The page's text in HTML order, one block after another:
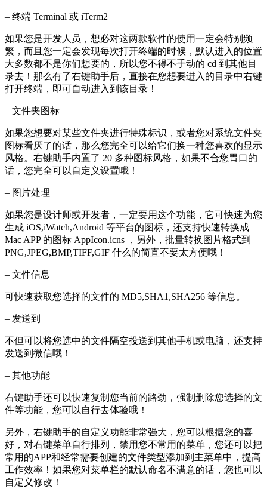
– 终端 Terminal 或 iTerm2
如果您是开发人员，想必对这两款软件的使用一定会特别频
繁，而且您一定会发现每次打开终端的时候，默认进入的位置
大多数都不是你们想要的，所以您不得不手动的 cd 到其他目
录去！那么有了右键助手后，直接在您想要进入的目录中右键
打开终端，即可自动进入到该目录！
– 文件夹图标
如果您想要对某些文件夹进行特殊标识，或者您对系统文件夹
图标看厌了的话，那么您完全可以给它们换一种您喜欢的显示
风格。右键助手内置了 20 多种图标风格，如果不合您胃口的
话，您完全可以自定义设置哦！
– 图片处理
如果您是设计师或开发者，一定要用这个功能，它可快速为您
生成 iOS,iWatch,Android 等平台的图标，还支持快速转换成
Mac APP 的图标 AppIcon.icns ，另外，批量转换图片格式到
PNG,JPEG,BMP,TIFF,GIF 什么的简直不要太方便哦！
– 文件信息
可快速获取您选择的文件的 MD5,SHA1,SHA256 等信息。
– 发送到
不但可以将您选中的文件隔空投送到其他手机或电脑，还支持
发送到微信哦！
– 其他功能
右键助手还可以快速复制您当前的路劲，强制删除您选择的文
件等功能，您可以自行去体验哦！
另外，右键助手的自定义功能非常强大，您可以根据您的喜
好，对右键菜单自行排列，禁用您不常用的菜单，您还可以把
常用的APP和经常需要创建的文件类型添加到主菜单中，提高
工作效率！如果您对菜单栏的默认命名不满意的话，您也可以
自定义修改！